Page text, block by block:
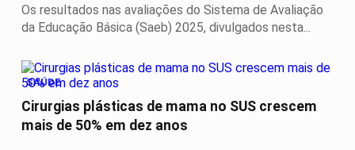
Os resultados nas avaliações do Sistema de Avaliação
da Educação Básica (Saeb) 2025, divulgados nesta...
SAÚDE
Cirurgias plásticas de mama no SUS crescem
mais de 50% em dez anos